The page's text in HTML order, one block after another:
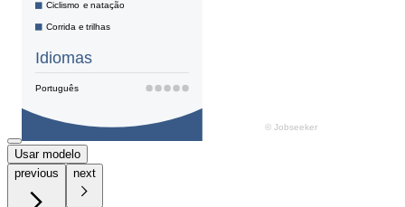
Usar modelo
previous
next